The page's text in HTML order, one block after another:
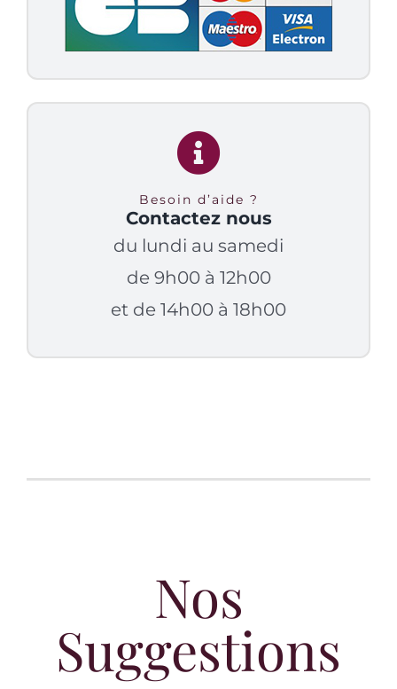
Besoin d’aide ?
Contactez nous
du lundi au samedi
de 9h00 à 12h00
et de 14h00 à 18h00
Nos
Suggestions